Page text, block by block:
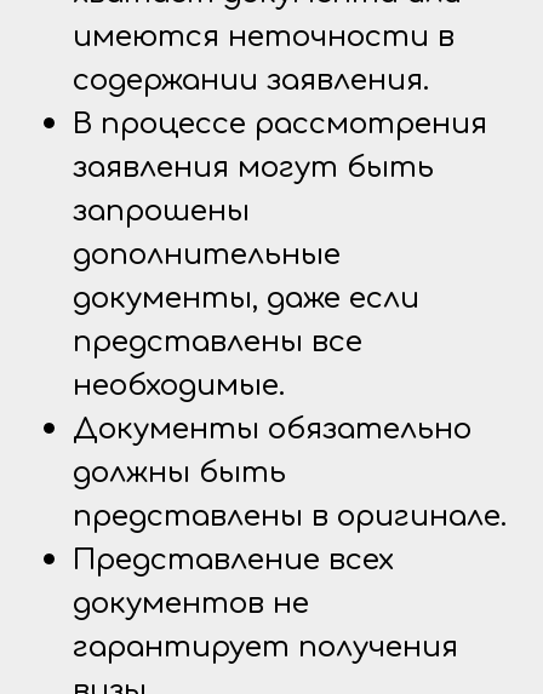
имеются неточности в
содержании заявления.
В процессе рассмотрения
заявления могут быть
запрошены
дополнительные
документы, даже если
представлены все
необходимые.
Документы обязательно
должны быть
представлены в оригинале.
Представление всех
документов не
гарантирует получения